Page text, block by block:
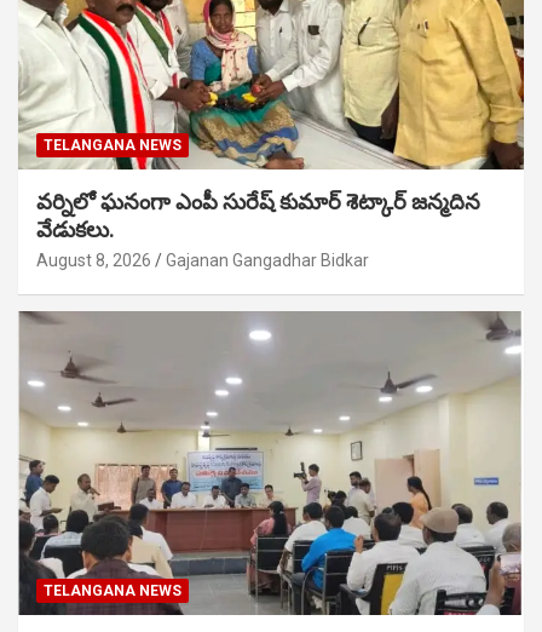
TELANGANA NEWS
వర్నిలో ఘనంగా ఎంపీ సురేష్ కుమార్ శెట్కార్ జన్మదిన
వేడుకలు.
August 8, 2026 Gajanan Gangadhar Bidkar
TELANGANA NEWS